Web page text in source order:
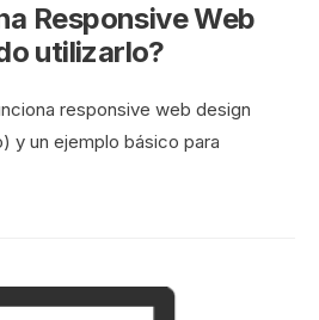
Responsive Web
utilizarlo?
responsive web design
y un ejemplo básico para